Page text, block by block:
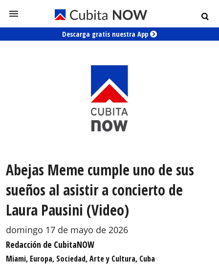
Descarga gratis nuestra App
Abejas Meme cumple uno de sus
sueños al asistir a concierto de
Laura Pausini (Video)
domingo 17 de mayo de 2026
Redacción de CubitaNOW
Miami, Europa, Sociedad, Arte y Cultura, Cuba